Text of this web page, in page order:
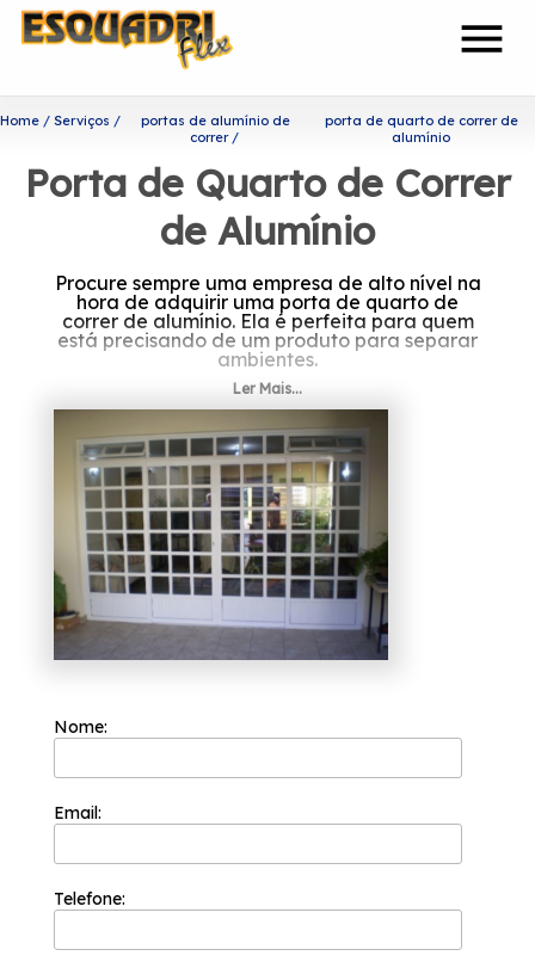
menu
Home Serviços
portas de alumínio de
correr
porta de quarto de correr de
alumínio
Porta de Quarto de Correr
de Alumínio
Procure sempre uma empresa de alto nível na
hora de adquirir uma porta de quarto de
correr de alumínio. Ela é perfeita para quem
está precisando de um produto para separar
ambientes.
Você está procurando por
porta de quarto de correr de
alumínio?
A Esquadriflex tem a sua organização
focada nos resultados positivos e na
segurança. Ela procura trabalhar sempre com
a máxima eficiência e qualidade em seus
serviços e é capaz de garantir o melhor custo
benefício para seus clientes para que a
satisfação deles seja atingida.
isso, você pode entrar em contato com a
empresa quando quiser para realizar uma
Estes produtos abaixo e vários outros são
ofertados pela Esquadriflex:
Esquadria de Alumínio;
Janela de Alumínio;
Ler Mais...
Nome:
Email:
Telefone: